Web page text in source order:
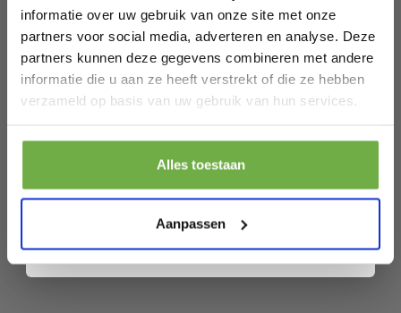
informatie over uw gebruik van onze site met onze
partners voor social media, adverteren en analyse. Deze
partners kunnen deze gegevens combineren met andere
informatie die u aan ze heeft verstrekt of die ze hebben
verzameld op basis van uw gebruik van hun services.
Alles toestaan
Aanpassen
SKU
150839878
Gerelateerde producten
Dressforfun Griezelige skeletbruid L -
verkleedkleding kostuum halloween
verkleden feestkleding
partykleding - 302007
Prijs op bol.com € 43,00
€ 14,29
Laat ons weten wanneer je jarig bent
Pak € 5,- korting
. Je kunt je op elk moment weer afmelden.